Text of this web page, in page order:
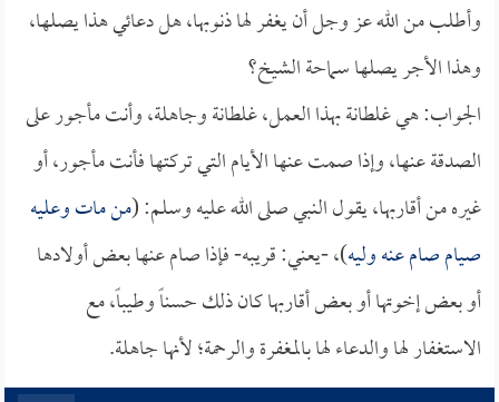
وأطلب من الله عز وجل أن يغفر لها ذنوبها، هل دعائي هذا يصلها،
وهذا الأجر يصلها سماحة الشيخ؟
الجواب: هي غلطانة بهذا العمل، غلطانة وجاهلة، وأنت مأجور على
الصدقة عنها، وإذا صمت عنها الأيام التي تركتها فأنت مأجور، أو
غيره من أقاربها، يقول النبي صلى الله عليه وسلم: (من مات وعليه
صيام صام عنه وليه)، -يعني: قريبه- فإذا صام عنها بعض أولادها
أو بعض إخوتها أو بعض أقاربها كان ذلك حسناً وطيباً، مع
الاستغفار لها والدعاء لها بالمغفرة والرحمة؛ لأنها جاهلة.